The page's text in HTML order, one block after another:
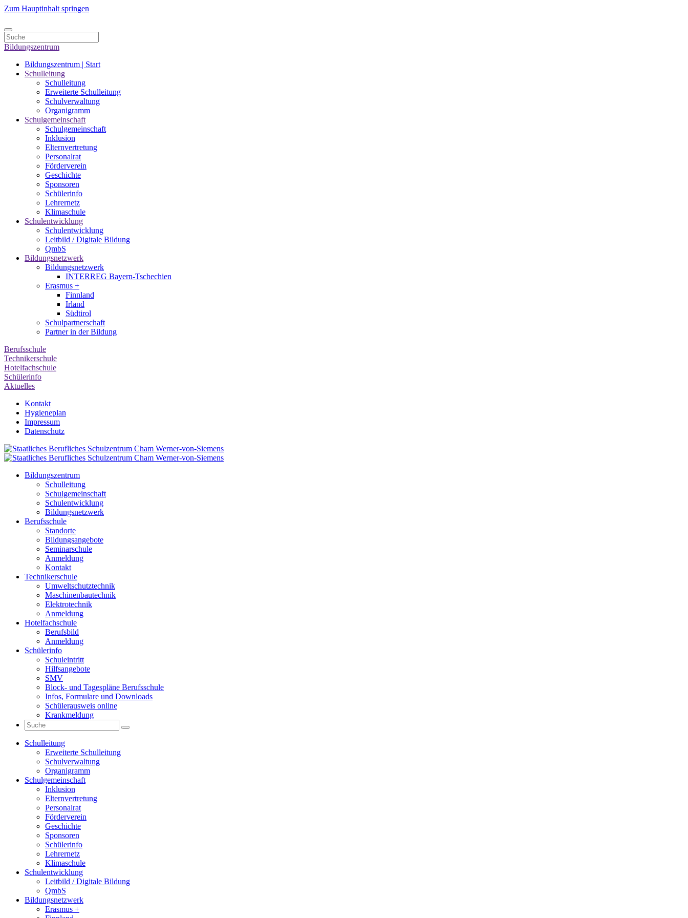
Zum Hauptinhalt springen
Bildungszentrum
Bildungszentrum | Start
Schulleitung
Schulleitung
Erweiterte Schulleitung
Schulverwaltung
Organigramm
Schulgemeinschaft
Schulgemeinschaft
Inklusion
Elternvertretung
Personalrat
Förderverein
Geschichte
Sponsoren
Schülerinfo
Lehrernetz
Klimaschule
Schulentwicklung
Schulentwicklung
Leitbild / Digitale Bildung
QmbS
Bildungsnetzwerk
Bildungsnetzwerk
INTERREG Bayern-Tschechien
Erasmus +
Finnland
Irland
Südtirol
Schul­partner­schaft
Partner in der Bildung
Berufsschule
Technikerschule
Hotelfachschule
Schülerinfo
Aktuelles
Kontakt
Hygieneplan
Impressum
Datenschutz
Bildungszentrum
Schulleitung
Schulgemeinschaft
Schulentwicklung
Bildungsnetzwerk
Berufsschule
Standorte
Bildungsangebote
Seminarschule
Anmeldung
Kontakt
Technikerschule
Umweltschutztechnik
Maschinenbautechnik
Elektrotechnik
Anmeldung
Hotelfachschule
Berufsbild
Anmeldung
Schülerinfo
Schuleintritt
Hilfsangebote
SMV
Block- und Tagespläne Berufsschule
Infos, Formulare und Downloads
Schülerausweis online
Krankmeldung
Schulleitung
Erweiterte Schulleitung
Schulverwaltung
Organigramm
Schulgemeinschaft
Inklusion
Elternvertretung
Personalrat
Förderverein
Geschichte
Sponsoren
Schülerinfo
Lehrernetz
Klimaschule
Schulentwicklung
Leitbild / Digitale Bildung
QmbS
Bildungsnetzwerk
Erasmus +